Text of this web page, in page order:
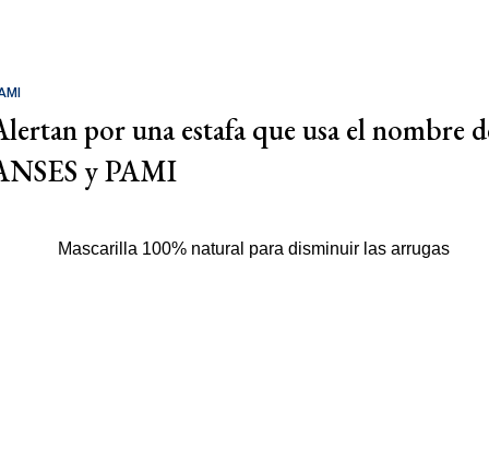
por una estafa que usa el nombre
y PAMI